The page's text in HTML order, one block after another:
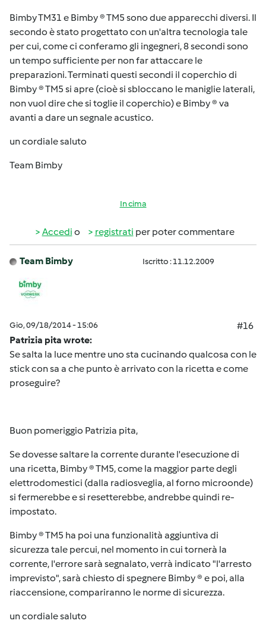
Bimby TM31 e Bimby ® TM5 sono due apparecchi diversi. Il
secondo è stato progettato con un'altra tecnologia tale
per cui, come ci conferamo gli ingegneri, 8 secondi sono
un tempo sufficiente per non far attaccare le
preparazioni. Terminati questi secondi il coperchio di
Bimby ® TM5 si apre (cioè si sbloccano le maniglie laterali,
non vuol dire che si toglie il coperchio) e Bimby ® va
avanti a dare un segnale acustico.
un cordiale saluto
Team Bimby
In cima
Accedi o registrati per poter commentare
Team Bimby Iscritto : 11.12.2009
Gio, 09/18/2014 - 15:06
#16
Patrizia pita wrote:
Se salta la luce mentre uno sta cucinando qualcosa con le
stick con sa a che punto è arrivato con la ricetta e come
proseguire?
Buon pomeriggio Patrizia pita,
Se dovesse saltare la corrente durante l'esecuzione di
una ricetta, Bimby ® TM5, come la maggior parte degli
elettrodomestici (dalla radiosveglia, al forno microonde)
si fermerebbe e si resetterebbe, andrebbe quindi re-
impostato.
Bimby ® TM5 ha poi una funzionalità aggiuntiva di
sicurezza tale percui, nel momento in cui tornerà la
corrente, l'errore sarà segnalato, verrà indicato "l'arresto
imprevisto", sarà chiesto di spegnere Bimby ® e poi, alla
riaccensione, compariranno le norme di sicurezza.
un cordiale saluto